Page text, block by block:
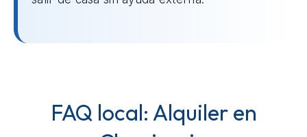
FAQ local: Alquiler en